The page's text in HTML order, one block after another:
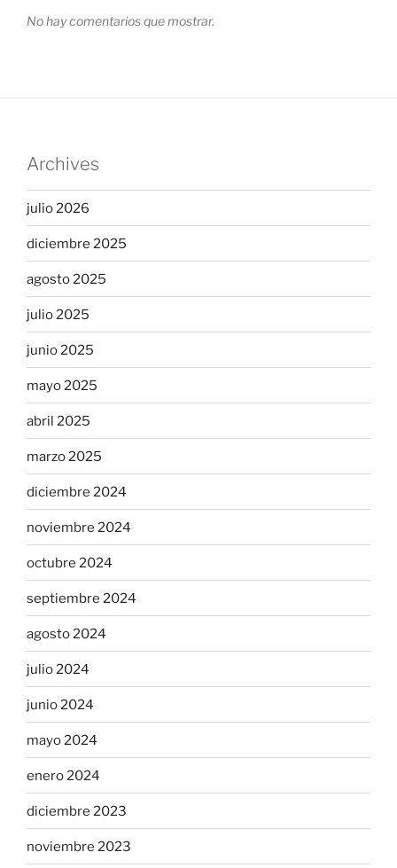
No hay comentarios que mostrar.
Archives
julio 2026
diciembre 2025
agosto 2025
julio 2025
junio 2025
mayo 2025
abril 2025
marzo 2025
diciembre 2024
noviembre 2024
octubre 2024
septiembre 2024
agosto 2024
julio 2024
junio 2024
mayo 2024
enero 2024
diciembre 2023
noviembre 2023